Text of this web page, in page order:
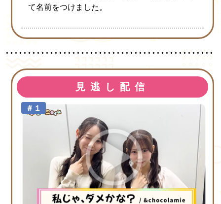
て名前をつけました。
見逃し配信
＃１